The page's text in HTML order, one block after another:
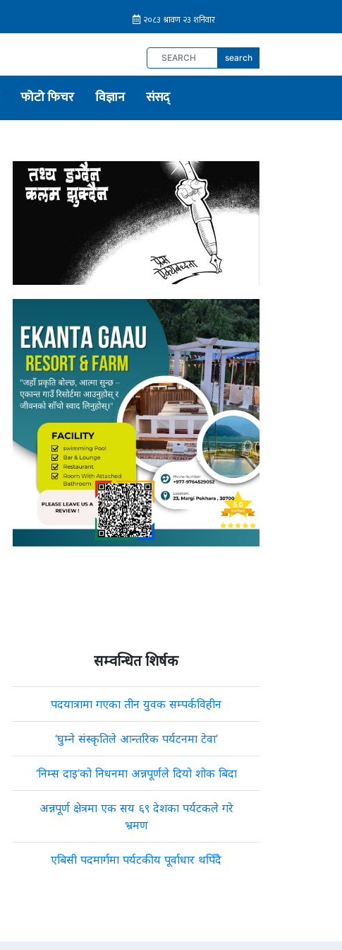
search
फोटो फिचर विज्ञान संसद्
सम्वन्धित शिर्षक
पदयात्रामा गएका तीन युवक सम्पर्कविहीन
‘घुम्ने संस्कृतिले आन्तरिक पर्यटनमा टेवा’
‘निम्स दाइ’को निधनमा अन्नपूर्णले दियो शोक बिदा
अन्नपूर्ण क्षेत्रमा एक सय ६९ देशका पर्यटकले गरे
भ्रमण
एबिसी पदमार्गमा पर्यटकीय पूर्वाधार थपिँदै